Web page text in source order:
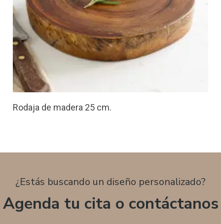
Rodaja de madera 25 cm.
¿Estás buscando un diseño personalizado?
Agenda tu cita o contáctanos